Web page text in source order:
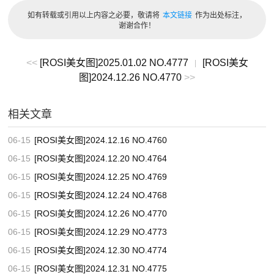
如有转载或引用以上内容之必要，敬请将 本文链接 作为出处标注，
谢谢合作！
<< [ROSI美女图]2025.01.02 NO.4777 |
[ROSI美女
图]2024.12.26 NO.4770 >>
相关文章
06-15 [ROSI美女图]2024.12.16 NO.4760
06-15 [ROSI美女图]2024.12.20 NO.4764
06-15 [ROSI美女图]2024.12.25 NO.4769
06-15 [ROSI美女图]2024.12.24 NO.4768
06-15 [ROSI美女图]2024.12.26 NO.4770
06-15 [ROSI美女图]2024.12.29 NO.4773
06-15 [ROSI美女图]2024.12.30 NO.4774
06-15 [ROSI美女图]2024.12.31 NO.4775